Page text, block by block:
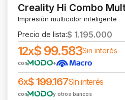
Creality Hi Combo
Impresión multicolor inteligente
Precio de lista:$ 1.195.000
12x$99.583Sin interés
con +
6x$199.167Sin interés
con y otros bancos